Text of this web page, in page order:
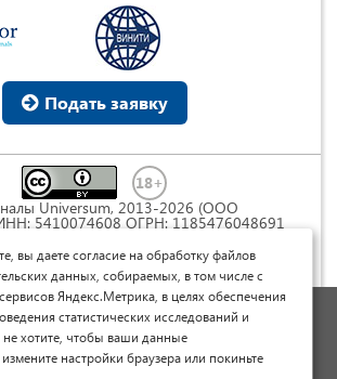
Подать заявку
Universum, 2013-2026 (ООО
5410074608 ОГРН: 1185476048691
(«Атрибуция») 4.0
обработки персональных данных
Договор оферты
научную статью
вы даете согласие на обработку файлов
данных, собираемых, в том числе с
Яндекс.Метрика, в целях обеспечения
статистических исследований и
хотите, чтобы ваши данные
настройки браузера или покиньте